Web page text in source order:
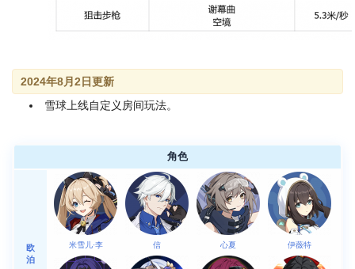
2024年8月2日更新
雪球上线自定义房间玩法。
角色
欧
泊
米雪儿·李 信 心夏 伊薇特